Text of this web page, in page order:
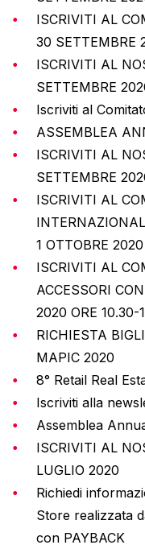
ISCRIVITI AL
30 SETTEMBRE
ISCRIVITI AL
SETTEMBRE
Iscriviti al
ASSEMBLEA
ISCRIVITI AL
SETTEMBRE
ISCRIVITI AL
1 OTTOBRE
ISCRIVITI AL
ACCESSORI
2020 ORE 10.30-
RICHIESTA
MAPIC 2020
8° Retail Real
Iscriviti alla
Assemblea
ISCRIVITI AL
LUGLIO 2020
Richiedi
Store realizzata
con PAYBACK